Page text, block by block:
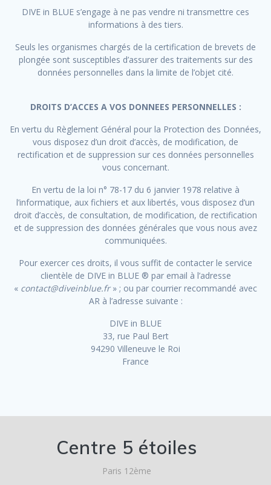
DIVE in BLUE s’engage à ne pas vendre ni transmettre ces
informations à des tiers.
Seuls les organismes chargés de la certification de brevets de
plongée sont susceptibles d’assurer des traitements sur des
données personnelles dans la limite de l’objet cité.
DROITS D’ACCES A VOS DONNEES PERSONNELLES :
En vertu du Règlement Général pour la Protection des Données,
vous disposez d’un droit d’accès, de modification, de
rectification et de suppression sur ces données personnelles
vous concernant.
En vertu de la loi n° 78-17 du 6 janvier 1978 relative à
l’informatique, aux fichiers et aux libertés, vous disposez d’un
droit d’accès, de consultation, de modification, de rectification
et de suppression des données générales que vous nous avez
communiquées.
Pour exercer ces droits, il vous suffit de contacter le service
clientèle de DIVE in BLUE ® par email à l’adresse
« contact@diveinblue.fr» ; ou par courrier recommandé avec
AR à l’adresse suivante :
DIVE in BLUE
33, rue Paul Bert
94290 Villeneuve le Roi
France
Centre 5 étoiles
Paris 12ème